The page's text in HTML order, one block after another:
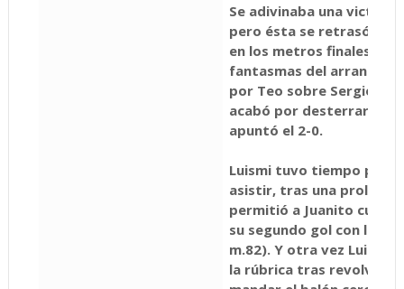
Se adivinaba una
pero ésta se retrasó por
en los metros finales, lo
fantasmas del arranque
por Teo sobre Sergio
acabó por desterrar
apuntó el 2-0.
Luismi tuvo tiempo para
asistir, tras una
permitió a Juanito
su segundo gol con la
m.82). Y otra vez Luismi,
la rúbrica tras